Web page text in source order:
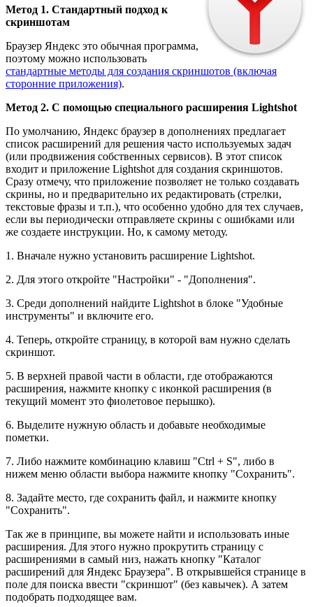
Метод 1. Стандартный подход к
скриншотам
Браузер Яндекс это обычная программа,
поэтому можно использовать
стандартные методы для создания скриншотов (включая
сторонние приложения).
Метод 2. С помощью специального расширения Lightshot
По умолчанию, Яндекс браузер в дополнениях предлагает
список расширений для решения часто используемых задач
(или продвижения собственных сервисов). В этот список
входит и приложение Lightshot для создания скриншотов.
Сразу отмечу, что приложение позволяет не только создавать
скрины, но и предварительно их редактировать (стрелки,
текстовые фразы и т.п.), что особенно удобно для тех случаев,
если вы периодически отправляете скрины с ошибками или
же создаете инструкции. Но, к самому методу.
1. Вначале нужно установить расширение Lightshot.
2. Для этого откройте "Настройки" - "Дополнения".
3. Среди дополнений найдите Lightshot в блоке "Удобные
инструменты" и включите его.
4. Теперь, откройте страницу, в которой вам нужно сделать
скриншот.
5. В верхней правой части в области, где отображаются
расширения, нажмите кнопку с иконкой расширения (в
текущий момент это фиолетовое перышко).
6. Выделите нужную область и добавьте необходимые
пометки.
7. Либо нажмите комбинацию клавиш "Ctrl + S", либо в
нижем меню области выбора нажмите кнопку "Сохранить".
8. Задайте место, где сохранить файл, и нажмите кнопку
"Сохранить".
Так же в принципе, вы можете найти и использовать иные
расширения. Для этого нужно прокрутить страницу с
расширениями в самый низ, нажать кнопку "Каталог
расширений для Яндекс Браузера". В открывшейся странице в
поле для поиска ввести "скриншот" (без кавычек). А затем
подобрать подходящее вам.